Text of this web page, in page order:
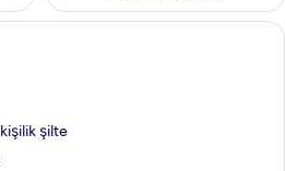
şilte